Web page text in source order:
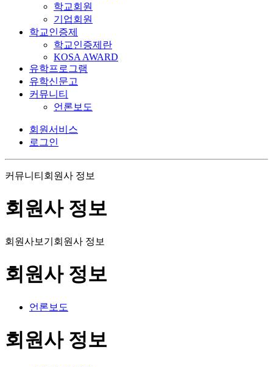
학교회원
기업회원
학교인증제
학교인증제란
KOSA AWARD
유학프로그램
유학신문고
커뮤니티
언론보도
회원서비스
로그인
커뮤니티 회원사 정보
회원사 정보
회원사보기 회원사 정보
회원사 정보
언론보도
회원사 정보